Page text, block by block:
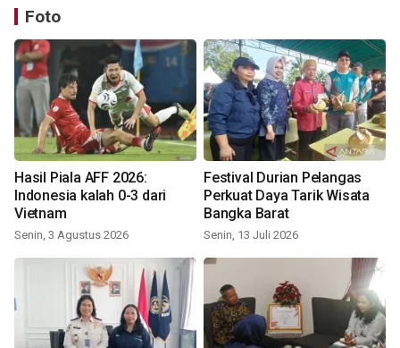
Foto
Hasil Piala AFF 2026:
Indonesia kalah 0-3 dari
Vietnam
Senin, 3 Agustus 2026
Festival Durian Pelangas
Perkuat Daya Tarik Wisata
Bangka Barat
Senin, 13 Juli 2026